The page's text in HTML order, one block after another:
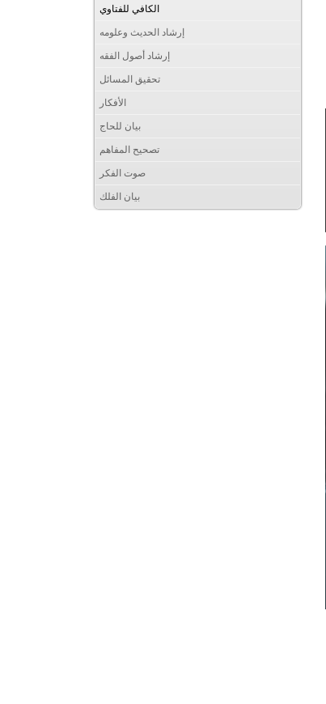
الكافي للفتاوي
إرشاد الحديث وعلومه
إرشاد أصول الفقه
تحقيق المسائل
الأفكار
بيان للحاج
تصحيح المفاهم
صوت الفكر
بيان الفلك